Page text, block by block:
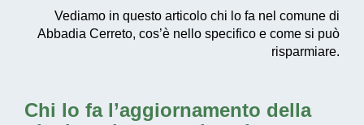
Vediamo in questo articolo chi lo fa nel comune di
Abbadia Cerreto, cos’è nello specifico e come si può
risparmiare.
Chi lo fa l’aggiornamento della